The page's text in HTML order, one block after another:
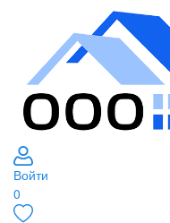
Войти
0